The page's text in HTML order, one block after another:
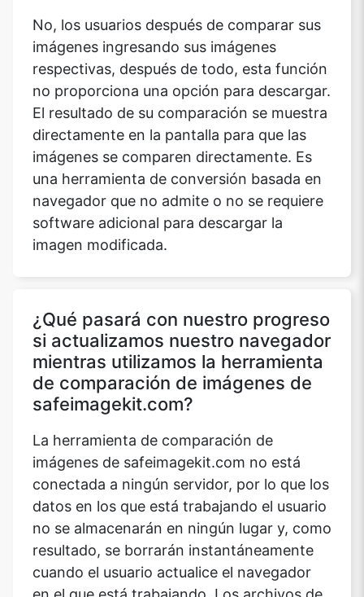
No, los usuarios después de comparar sus
imágenes ingresando sus imágenes
respectivas, después de todo, esta función
no proporciona una opción para descargar.
El resultado de su comparación se muestra
directamente en la pantalla para que las
imágenes se comparen directamente. Es
una herramienta de conversión basada en
navegador que no admite o no se requiere
software adicional para descargar la
imagen modificada.
¿Qué pasará con nuestro progreso
si actualizamos nuestro navegador
mientras utilizamos la herramienta
de comparación de imágenes de
safeimagekit.com?
La herramienta de comparación de
imágenes de safeimagekit.com no está
conectada a ningún servidor, por lo que los
datos en los que está trabajando el usuario
no se almacenarán en ningún lugar y, como
resultado, se borrarán instantáneamente
cuando el usuario actualice el navegador